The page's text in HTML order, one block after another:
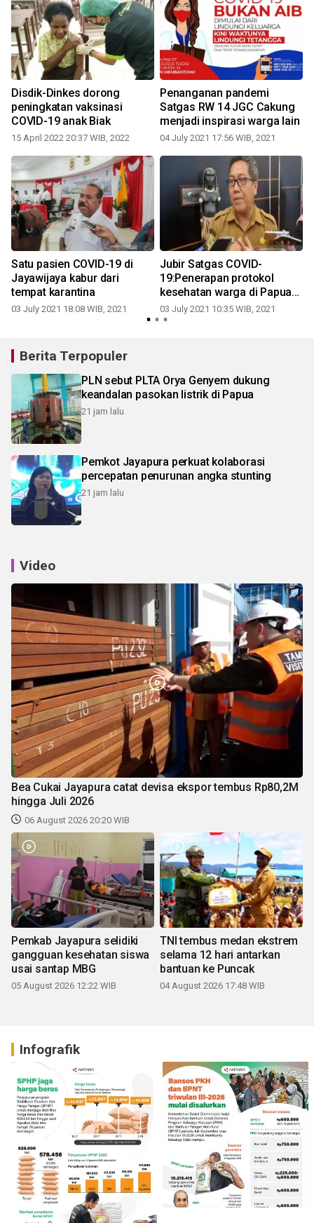
Disdik-Dinkes dorong
peningkatan vaksinasi
COVID-19 anak Biak
15 April 2022 20:37 WIB, 2022
Penanganan pandemi
Satgas RW 14 JGC Cakung
menjadi inspirasi warga lain
04 July 2021 17:56 WIB, 2021
Satu pasien COVID-19 di
Jayawijaya kabur dari
tempat karantina
03 July 2021 18:08 WIB, 2021
Jubir Satgas COVID-
19:Penerapan protokol
kesehatan warga di Papua
mulai kendor
03 July 2021 10:35 WIB, 2021
Berita Terpopuler
PLN sebut PLTA Orya Genyem dukung
keandalan pasokan listrik di Papua
21 jam lalu
Pemkot Jayapura perkuat kolaborasi
percepatan penurunan angka stunting
21 jam lalu
Video
Bea Cukai Jayapura catat devisa ekspor tembus Rp80,2M
hingga Juli 2026
06 August 2026 20:20 WIB
Pemkab Jayapura selidiki
gangguan kesehatan siswa
usai santap MBG
05 August 2026 12:22 WIB
TNI tembus medan ekstrem
selama 12 hari antarkan
bantuan ke Puncak
04 August 2026 17:48 WIB
Infografik